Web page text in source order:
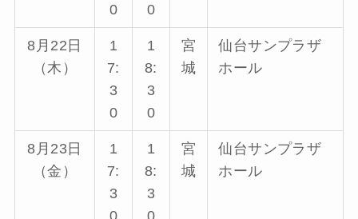
0
0
8月22日
（木）
1
7:
3
0
1
8:
3
0
宮
城
仙台サンプラザ
ホール
8月23日
（金）
1
7:
3
0
1
8:
3
0
宮
城
仙台サンプラザ
ホール